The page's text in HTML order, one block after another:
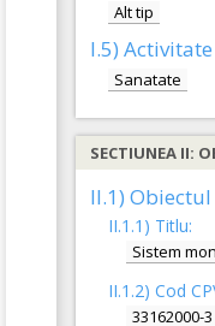
Alt tip
I.5)
Sanatate
SECTIUNEA II:
II.1)
II.1.1) Titlu:
Sistem
II.1.2) Cod
33162000-